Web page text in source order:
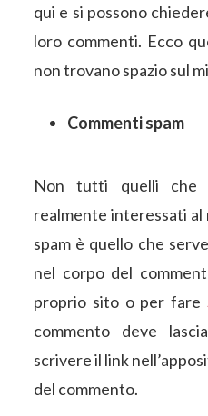
qui e si possono
loro commenti. Ecco
non trovano spazio sul
Commenti spam
Non tutti quelli che
realmente interessati al
spam è quello che
nel corpo del
proprio sito o per fare
commento deve
scrivere il link
del commento.